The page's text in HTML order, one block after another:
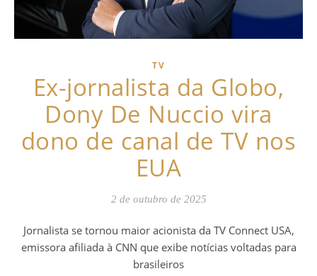
TV
Ex-jornalista da Globo,
Dony De Nuccio vira
dono de canal de TV nos
EUA
2 de outubro de 2025
Jornalista se tornou maior acionista da TV Connect USA,
emissora afiliada à CNN que exibe notícias voltadas para
brasileiros